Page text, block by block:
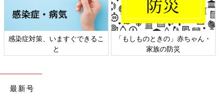
感染症対策、いますぐできるこ
と
「もしものときの」赤ちゃん・
家族の防災
最新号